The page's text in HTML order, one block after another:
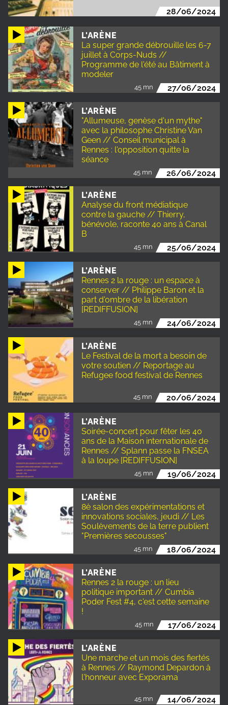
28/06/2024
L'ARÈNE
La super grande débrouille les 6-7
juillet à Corps-Nuds //
Programme de l'été au Bâtiment à
modeler
45 mn 27/06/2024
L'ARÈNE
"Allumeuse, genèse d'un mythe"
avec la philosophe Christine Van
Geen // Conseil municipal à
Rennes : l'opposition quitte la
séance
45 mn 26/06/2024
L'ARÈNE
Analyse du front médiatique
contre la gauche // Thierry,
bénévole, raconte 40 ans à Canal
B
45 mn 25/06/2024
L'ARÈNE
Rennes 2 la rouge : un espace à
conserver // Philippe Baron et la
part d'ombre de la libération
[REDIFFUSION]
45 mn 24/06/2024
L'ARÈNE
Le Festival de la mort a besoin de
votre soutien // Reportage au
Refugee food festival de Rennes
45 mn 20/06/2024
L'ARÈNE
Soirée-concert pour fêter les 40
ans de la Maison internationale de
Rennes // Splann passe la FNSEA
à la loupe [REDIFFUSION]
45 mn 19/06/2024
L'ARÈNE
8è salon des expérimentations et
innovations sociales, jeudi // Les
Soulèvements de la terre publient
"Premières secousses"
45 mn 18/06/2024
L'ARÈNE
Rennes 2 la rouge : un lieu
politique important // Cumbia
Poder Fest #4, c'est cette semaine
!
45 mn 17/06/2024
L'ARÈNE
Une marche et un mois des fiertés
à Rennes // Raymond Depardon à
l'honneur avec Exporama
45 mn 14/06/2024